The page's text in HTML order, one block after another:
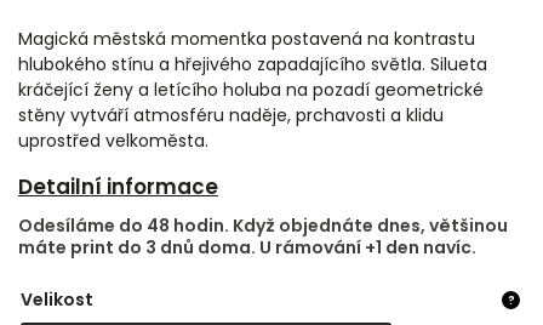
Magická městská momentka postavená na kontrastu
hlubokého stínu a hřejivého zapadajícího světla. Silueta
kráčející ženy a letícího holuba na pozadí geometrické
stěny vytváří atmosféru naděje, prchavosti a klidu
uprostřed velkoměsta.
Detailní informace
Odesíláme do 48 hodin. Když objednáte dnes, většinou
máte print do 3 dnů doma. U rámování +1 den navíc.
Velikost ?